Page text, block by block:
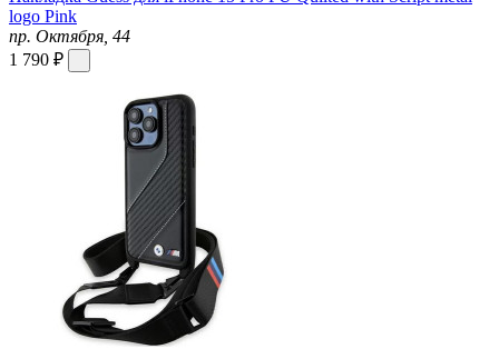
logo Pink
пр. Октября, 44
1 790 ₽